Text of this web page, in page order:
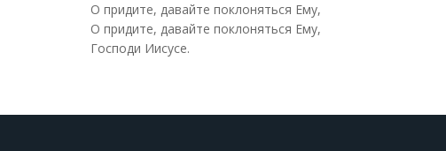
O придите, давайте поклоняться Ему,
O придите, давайте поклоняться Ему,
Господи Иисусе.